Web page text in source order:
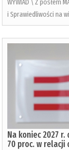
WYWIAD \ Z posłem
i Sprawiedliwości na
Na koniec 2027
70 proc. w relacji